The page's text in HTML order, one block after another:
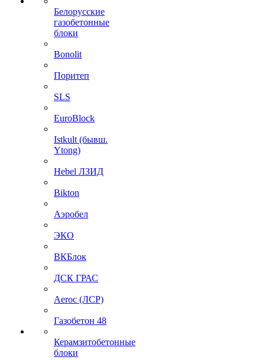
Белорусские
газобетонные
блоки
Bonolit
Поритеп
SLS
EuroBlock
Istkult (бывш.
Ytong)
Hebel ЛЗИД
Bikton
Аэробел
ЭКО
ВКБлок
ДСК ГРАС
Aeroc (ЛСР)
Газобетон 48
Керамзитобетонные
блоки